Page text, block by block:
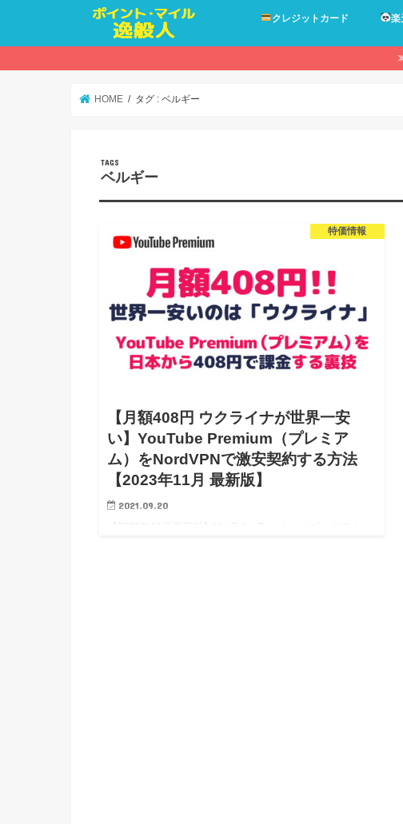
クレジットカード 楽
HOME タグ : ベルギー
ベルギー
特価情報
【月額408円 ウクライナが世界一安
い】YouTube Premium（プレミア
ム）をNordVPNで激安契約する方法
【2023年11月 最新版】
2021.09.20